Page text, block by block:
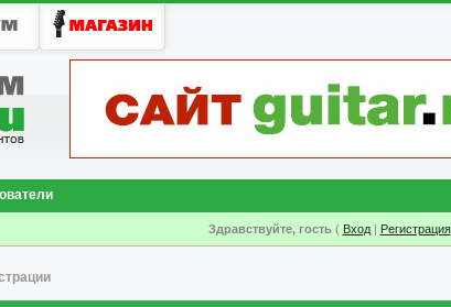
Здравствуйте, гость( Вход| Регистрация